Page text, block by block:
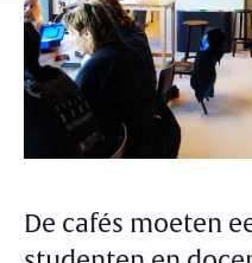
De cafés moeten